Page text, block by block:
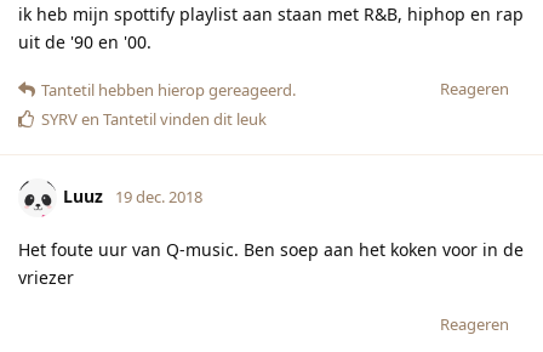
ik heb mijn spottify playlist aan staan met R&B, hiphop en rap
uit de '90 en '00.
Reageren
Tantetil hebben hierop gereageerd.
SYRVen Tantetilvinden dit leuk
Luuz 19 dec. 2018
Het foute uur van Q-music. Ben soep aan het koken voor in de
vriezer
Reageren